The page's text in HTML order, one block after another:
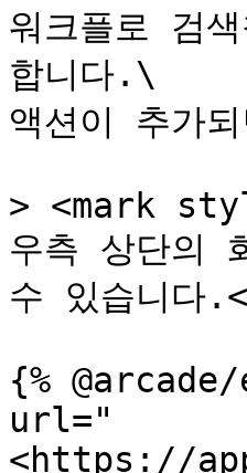
워크플로 검
합니다.\
액션이 추가
> <mark
우측 상단의
수 있습니다
{%
url="
<https://